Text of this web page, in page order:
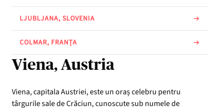
LJUBLJANA, SLOVENIA
COLMAR, FRANȚA
Viena, Austria
Viena, capitala Austriei, este un oraș celebru pentru
târgurile sale de Crăciun, cunoscute sub numele de